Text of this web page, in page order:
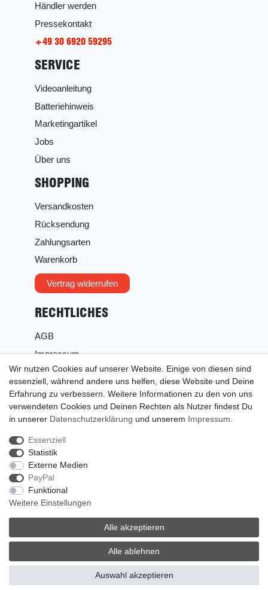
Händler werden
Pressekontakt
+49 30 6920 59295
SERVICE
Videoanleitung
Batteriehinweis
Marketingartikel
Jobs
Über uns
SHOPPING
Versandkosten
Rücksendung
Zahlungsarten
Warenkorb
Vertrag widerrufen
RECHTLICHES
AGB
Impressum
Datenschutz
Widerrufsrecht
Widerrufsformular
© 2026 FAHRER Berlin. Alle Rechte vorbehalten.
Wir nutzen Cookies auf unserer Website. Einige von diesen sind
essenziell, während andere uns helfen, diese Website und Deine
Erfahrung zu verbessern. Weitere Informationen zu den von uns
verwendeten Cookies und Deinen Rechten als Nutzer findest Du
in unserer Daten­schutz­erklärung und unserem Impressum
Essenziell
Statistik
Externe Medien
PayPal
Funktional
Weitere Einstellungen
Alle akzeptieren
Alle ablehnen
Auswahl akzeptieren